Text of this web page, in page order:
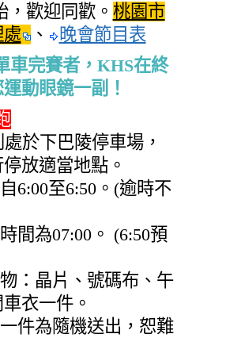
，歡迎同歡。 桃園市
、
晚會節目表
車完賽者，KHS在終
動眼鏡一副！
於下巴陵停車場，
放適當地點。
6:00至6:50。(逾時不
間為07:00。 (6:50預
：晶片、號碼布、 午
衣一件。
件為隨機送出，恕難